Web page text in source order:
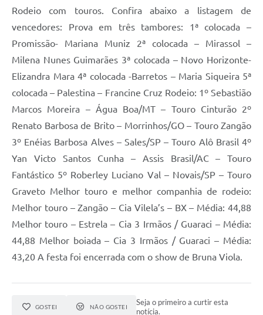
Rodeio com touros. Confira abaixo a listagem de
vencedores: Prova em três tambores: 1ª colocada –
Promissão- Mariana Muniz 2ª colocada – Mirassol –
Milena Nunes Guimarães 3ª colocada – Novo Horizonte-
Elizandra Mara 4ª colocada -Barretos – Maria Siqueira 5ª
colocada – Palestina – Francine Cruz Rodeio: 1º Sebastião
Marcos Moreira – Água Boa/MT – Touro Cinturão 2º
Renato Barbosa de Brito – Morrinhos/GO – Touro Zangão
3º Enéias Barbosa Alves – Sales/SP – Touro Alô Brasil 4º
Yan Victo Santos Cunha – Assis Brasil/AC – Touro
Fantástico 5º Roberley Luciano Val – Novais/SP – Touro
Graveto Melhor touro e melhor companhia de rodeio:
Melhor touro – Zangão – Cia Vilela’s – BX – Média: 44,88
Melhor touro – Estrela – Cia 3 Irmãos / Guaraci – Média:
44,88 Melhor boiada – Cia 3 Irmãos / Guaraci – Média:
43,20 A festa foi encerrada com o show de Bruna Viola.
GOSTEI NÃO GOSTEI
Seja o primeiro a curtir esta
notícia.